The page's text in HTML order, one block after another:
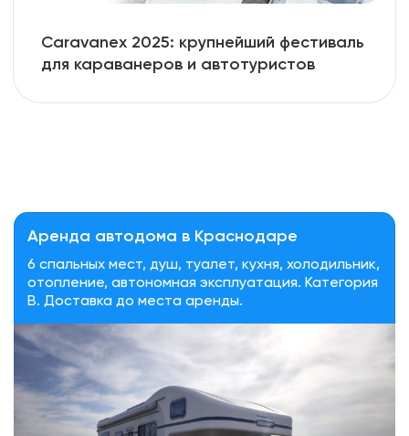
Caravanex 2025: крупнейший фестиваль
для караванеров и автотуристов
Аренда автодома в Краснодаре
6 спальных мест, душ, туалет, кухня, холодильник,
отопление, автономная эксплуатация. Категория
В. Доставка до места аренды.